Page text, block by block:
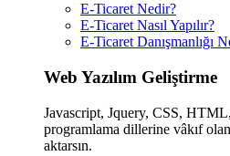
E-Ticaret Nedir?
E-Ticaret Nasıl Yapılır?
E-Ticaret Danışmanlığı
Web Yazılım Geliştirme
Javascript, Jquery, CSS,
programlama dillerine vâkıf
aktarsın.